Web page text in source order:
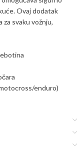
Ovaj dodatak
za svaku vožnju,
enduro)